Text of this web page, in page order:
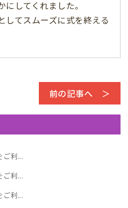
してくれました。
してスムーズに式を終える
前の記事へ ＞
ご利...
ご利...
ご利...